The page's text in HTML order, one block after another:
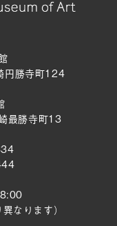
円勝寺町124
最勝寺町13
なります）